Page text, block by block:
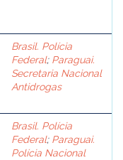
Brasil. Polícia
Federal; Paraguai.
Secretaria Nacional
Antidrogas
Brasil. Polícia
Federal; Paraguai.
Polícia Nacional